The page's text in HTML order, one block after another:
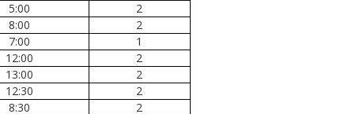
5:00
2
8:00
2
7:00
1
12:00
2
13:00
2
12:30
2
8:30
2